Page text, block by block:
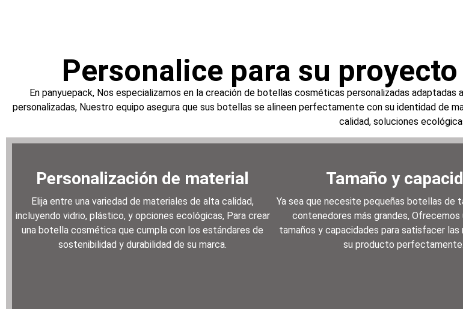
Personalice para su
En panyuepack, Nos especializamos en la creación de botellas cosméticas personalizadas
personalizadas, Nuestro equipo asegura que sus botellas se alineen perfectamente con su identidad de
calidad, soluciones
Personalización de material
Elija entre una variedad de materiales de alta calidad,
incluyendo vidrio, plástico, y opciones ecológicas, Para crear
una botella cosmética que cumpla con los estándares de
sostenibilidad y durabilidad de su marca.
Tamaño y
Ya sea que necesite pequeñas botellas de
contenedores más grandes, Ofrecemos
tamaños y capacidades para satisfacer las
su producto perfectamente.